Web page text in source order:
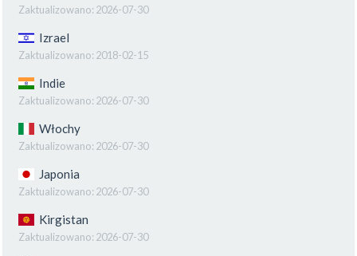
Zaktualizowano: 2026-07-30
Izrael
Zaktualizowano: 2018-02-15
Indie
Zaktualizowano: 2026-07-30
Włochy
Zaktualizowano: 2026-07-30
Japonia
Zaktualizowano: 2026-07-30
Kirgistan
Zaktualizowano: 2026-07-30